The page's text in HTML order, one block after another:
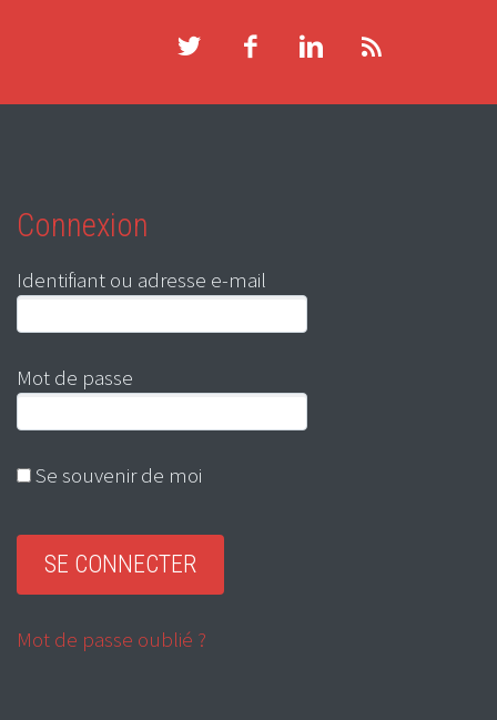
Connexion
Identifiant ou adresse e-mail
Mot de passe
Se souvenir de moi
Mot de passe oublié ?